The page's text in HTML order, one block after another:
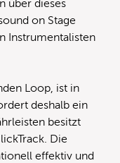
über dieses
on Stage
Instrumentalisten
Loop, ist in
deshalb ein
besitzt
Die
effektiv und